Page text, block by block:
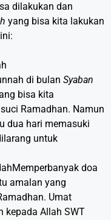
dilakukan dan
yang bisa kita lakukan
di bulan Syaban
bisa kita
Ramadhan. Namun
dua hari memasuki
untuk
doa
amalan yang
Umat
kepada Allah SWT